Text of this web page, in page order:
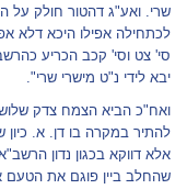
שרי. ואע"ג דהטור חולק על
לכתחילה אפילו היכא דלא
סי' צט וסי' קכב הכריע
יבא לידי נ"ט מישרי שרי".
ואח"כ הביא הצמח צדק
להתיר במקרה בו דן. א.
אלא דווקא בכגון נדון
שהחלב ביין פוגם את